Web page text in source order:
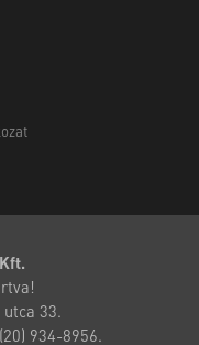
utca 33.
934-8956.